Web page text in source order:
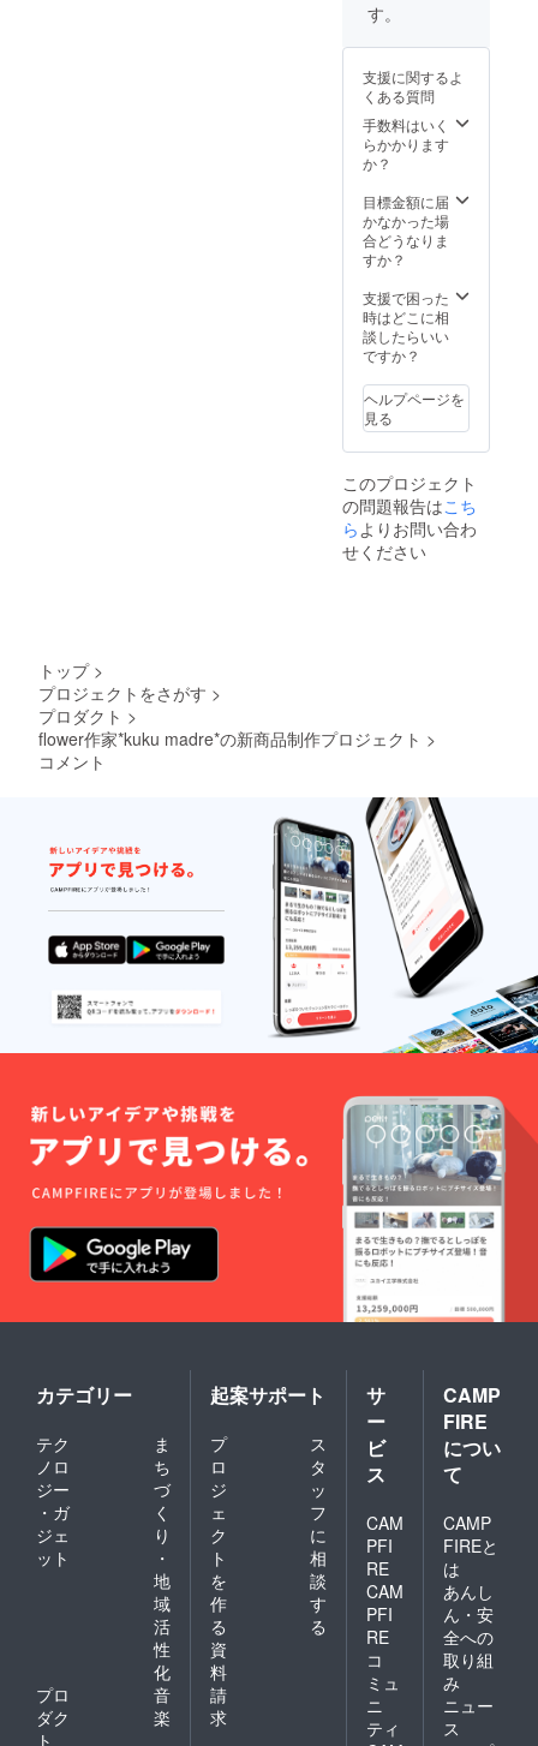
す。
支援に関するよ
くある質問
手数料はいく
らかかります
か？
目標金額に届
かなかった場
合どうなりま
すか？
支援で困った
時はどこに相
談したらいい
ですか？
ヘルプページを
見る
このプロジェクト
の問題報告はこち
らよりお問い合わ
せください
トップ >
プロジェクトをさがす >
プロダクト >
flower作家*kuku madre*の新商品制作プロジェクト >
コメント
カテゴリー
テク
ノロ
ジー
・ガ
ジェ
ット
ま
ち
づ
く
り
・
地
域
活
性
化
プロ
ダク
ト
音
楽
起案サポート
プ
ロ
ジ
ェ
ク
ト
を
作
る
ス
タ
ッ
フ
に
相
談
す
る
資
料
請
求
サ
ー
ビ
ス
CAM
PFI
RE
CAM
PFI
RE
コ
ミュ
ニ
ティ
CAMP
FIRE
につい
て
CAMP
FIREと
は
あんし
ん・安
全への
取り組
み
ニュー
ス